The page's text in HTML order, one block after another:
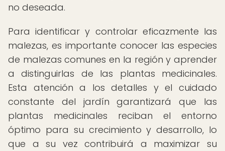
no deseada.
Para identificar y controlar eficazmente las
malezas, es importante conocer las especies
de malezas comunes en la región y aprender
a distinguirlas de las plantas medicinales.
Esta atención a los detalles y el cuidado
constante del jardín garantizará que las
plantas medicinales reciban el entorno
óptimo para su crecimiento y desarrollo, lo
que a su vez contribuirá a maximizar su